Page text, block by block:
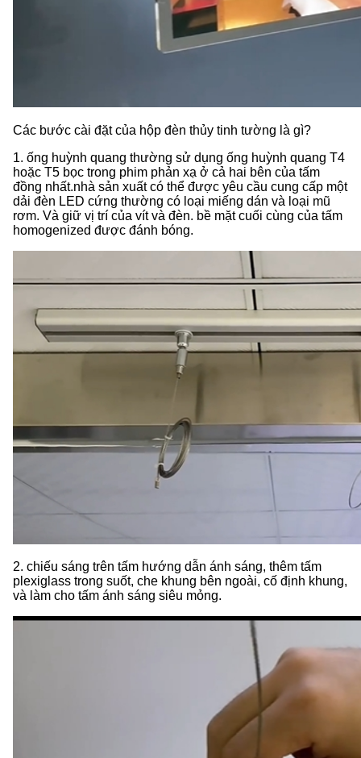
Các bước cài đặt của hộp đèn thủy tinh tường là gì?
1. ống huỳnh quang thường sử dụng ống huỳnh quang T4
hoặc T5 bọc trong phim phản xạ ở cả hai bên của tấm
đồng nhất.nhà sản xuất có thể được yêu cầu cung cấp một
dải đèn LED cứng thường có loại miếng dán và loại mũ
rơm. Và giữ vị trí của vít và đèn. bề mặt cuối cùng của tấm
homogenized được đánh bóng.
2. chiếu sáng trên tấm hướng dẫn ánh sáng, thêm tấm
plexiglass trong suốt, che khung bên ngoài, cố định khung,
và làm cho tấm ánh sáng siêu mỏng.